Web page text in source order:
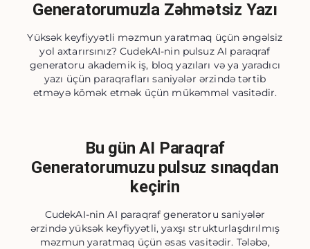
Generatorumuzla Zəhmətsiz Yazı
Yüksək keyfiyyətli məzmun yaratmaq üçün əngəlsiz
yol axtarırsınız? CudekAI-nin pulsuz AI paraqraf
generatoru akademik iş, bloq yazıları və ya yaradıcı
yazı üçün paraqrafları saniyələr ərzində tərtib
etməyə kömək etmək üçün mükəmməl vasitədir.
Bu gün AI Paraqraf
Generatorumuzu pulsuz sınaqdan
keçirin
CudekAI-nin AI paraqraf generatoru saniyələr
ərzində yüksək keyfiyyətli, yaxşı strukturlaşdırılmış
məzmun yaratmaq üçün əsas vasitədir. Tələbə,